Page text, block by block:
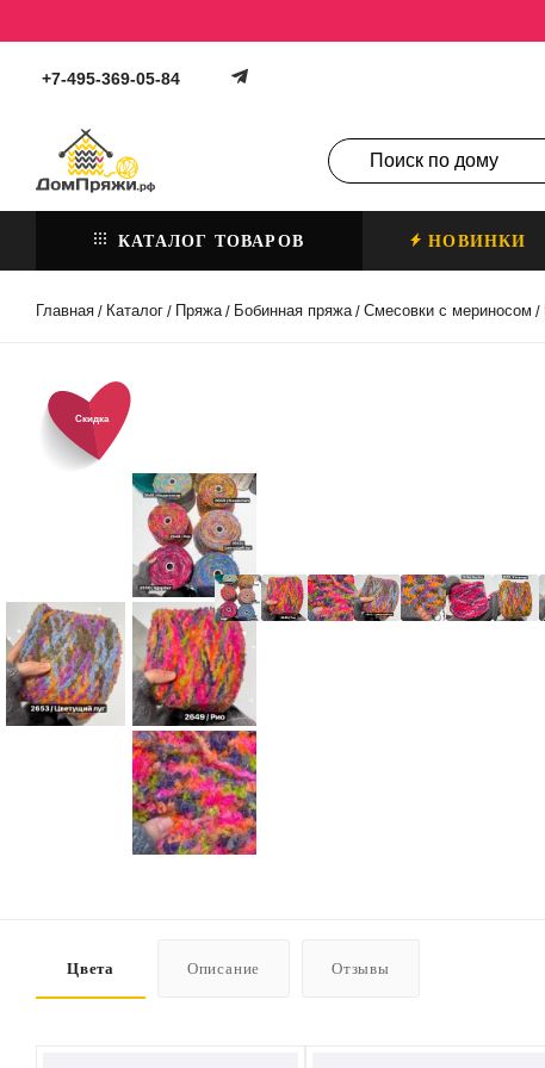
+7-495-369-05-84
КАТАЛОГ ТОВАРОВ НОВИНКИ
Главная / Каталог / Пряжа / Бобинная пряжа / Смесовки с мериносом /
Скидка
Цвета Описание Отзывы